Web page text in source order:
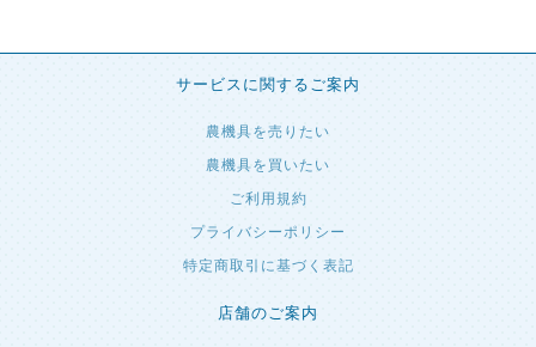
サービスに関するご案内
農機具を売りたい
農機具を買いたい
ご利用規約
プライバシーポリシー
特定商取引に基づく表記
店舗のご案内